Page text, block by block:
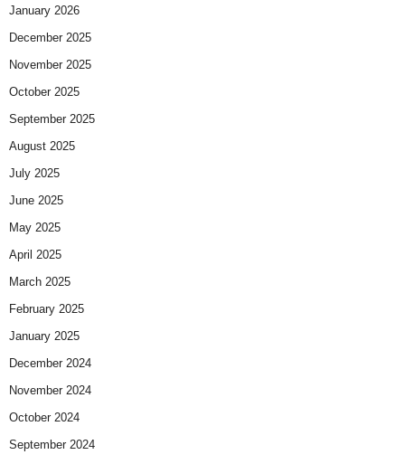
January 2026
December 2025
November 2025
October 2025
September 2025
August 2025
July 2025
June 2025
May 2025
April 2025
March 2025
February 2025
January 2025
December 2024
November 2024
October 2024
September 2024